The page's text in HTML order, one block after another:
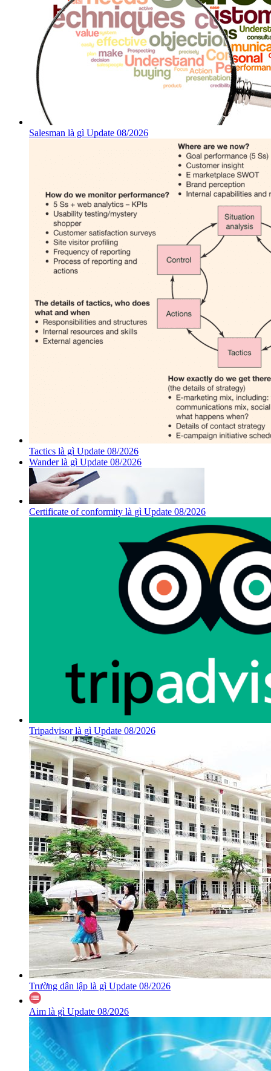
Salesman là gì Update 08/2026
Tactics là gì Update 08/2026
Wander là gì Update 08/2026
Certificate of conformity là gì Update 08/2026
Tripadvisor là gì Update 08/2026
Trường dân lập là gì Update 08/2026
Aim là gì Update 08/2026